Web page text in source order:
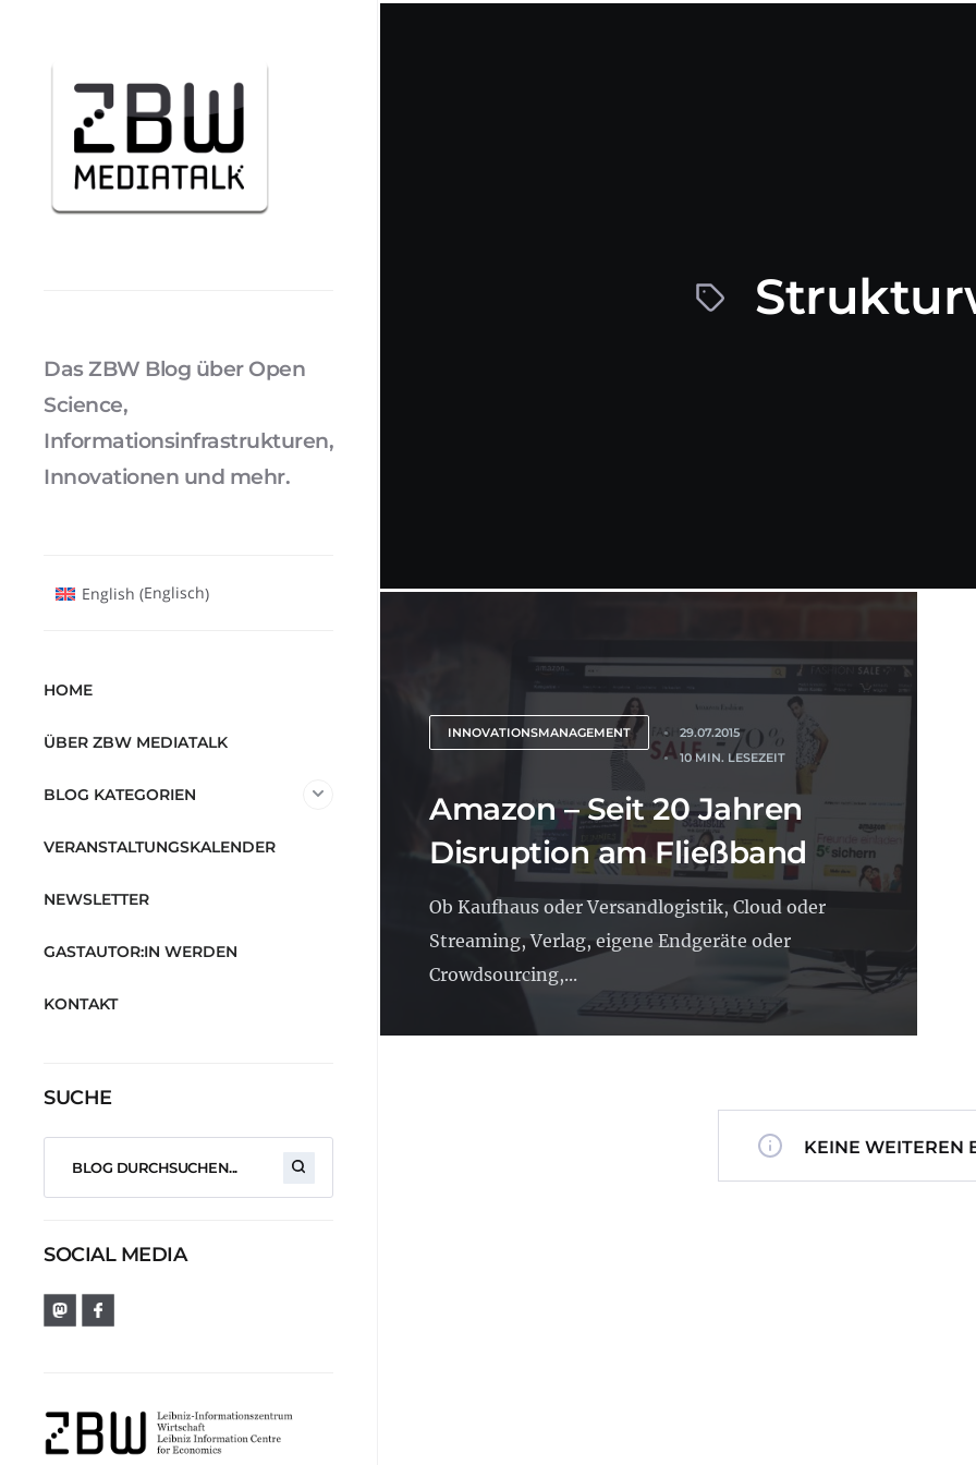
INNOVATIONSMANAGEMENT
29.07.2015
10 MIN. LESEZEIT
Amazon – Seit 20 Jahren
Disruption am Fließband
Ob Kaufhaus oder Versandlogistik, Cloud oder
Streaming, Verlag, eigene Endgeräte oder
Crowdsourcing,...
KEINE WEITEREN
Das ZBW Blog über Open
Science,
Informationsinfrastrukturen,
Innovationen und mehr.
English (Englisch)
HOME
ÜBER ZBW MEDIATALK
BLOG KATEGORIEN
VERANSTALTUNGSKALENDER
NEWSLETTER
GASTAUTOR:IN WERDEN
KONTAKT
SUCHE
SOCIAL MEDIA